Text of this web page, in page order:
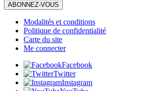
ABONNEZ-VOUS
Modalités et conditions
Politique de confidentialité
Carte du site
Me connecter
Facebook
Twitter
Instagram